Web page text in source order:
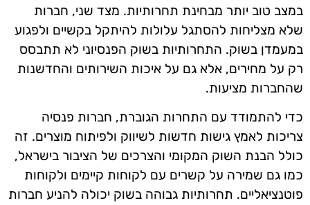
במצב טוב יותר מבחינת תחרותיות. מצד שני, חברות
שלא מצליחות להסתגל עלולות להיתקל בקשיים ולפגוע
במעמדן בשוק. התחרותיות בשוק הפנסיוני לא תתבסס
רק על מחירים, אלא גם על איכות השירותים והחדשנות
שהחברות מציעות.
כדי להתמודד עם התחרות הגוברת, חברות פנסיה
צריכות לאמץ גישות חדשות לשיווק ולפיתוח מוצרים. זה
כולל הבנת השוק המקומי והצרכים של הציבור בישראל,
כמו גם שמירה על קשרים עם לקוחות קיימים ולקוחות
פוטנציאליים. תחרותיות גבוהה בשוק יכולה להניע חברות